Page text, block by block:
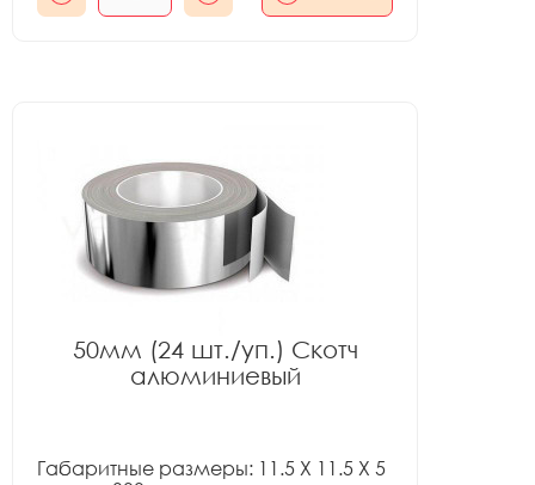
50мм (24 шт./уп.) Скотч
алюминиевый
Габаритные размеры: 11.5 X 11.5 X 5